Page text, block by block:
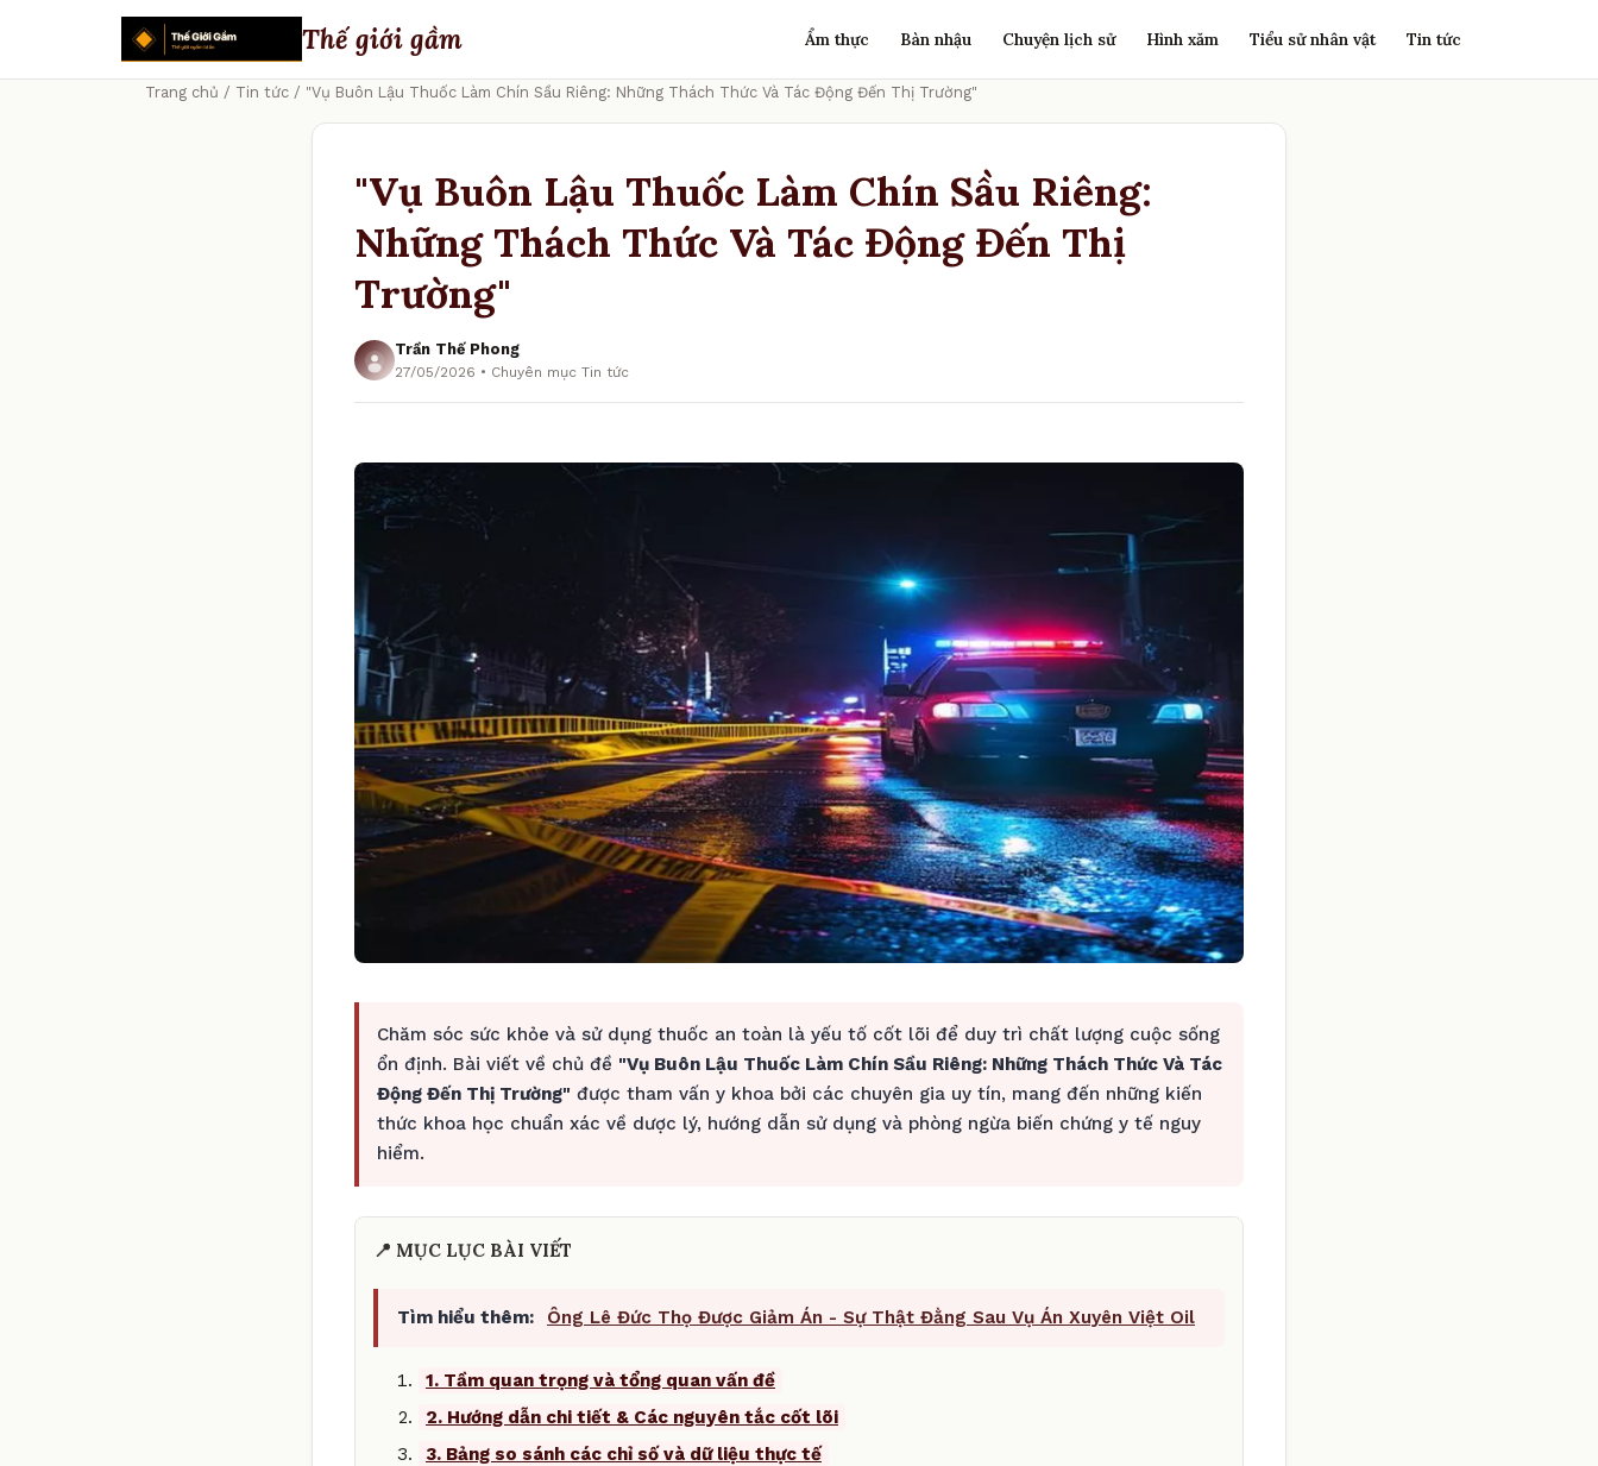
Thế giới gầm Ẩm thực Bàn nhậu Chuyện lịch sử Hình xăm Tiểu sử nhân vật Tin tức
Trang chủ / Tin tức / "Vụ Buôn Lậu Thuốc Làm Chín Sầu Riêng: Những Thách Thức Và Tác Động Đến Thị Trường"
"Vụ Buôn Lậu Thuốc Làm Chín Sầu Riêng:
Những Thách Thức Và Tác Động Đến Thị
Trường"
Trần Thế Phong
27/05/2026 • Chuyên mục Tin tức
Chăm sóc sức khỏe và sử dụng thuốc an toàn là yếu tố cốt lõi để duy trì chất lượng cuộc sống
ổn định. Bài viết về chủ đề "Vụ Buôn Lậu Thuốc Làm Chín Sầu Riêng: Những Thách Thức Và Tác
Động Đến Thị Trường" được tham vấn y khoa bởi các chuyên gia uy tín, mang đến những kiến
thức khoa học chuẩn xác về dược lý, hướng dẫn sử dụng và phòng ngừa biến chứng y tế nguy
hiểm.
📍 MỤC LỤC BÀI VIẾT
Tìm hiểu thêm: Ông Lê Đức Thọ Được Giảm Án - Sự Thật Đằng Sau Vụ Án Xuyên Việt Oil
1. Tầm quan trọng và tổng quan vấn đề
2. Hướng dẫn chi tiết & Các nguyên tắc cốt lõi
3. Bảng so sánh các chỉ số và dữ liệu thực tế